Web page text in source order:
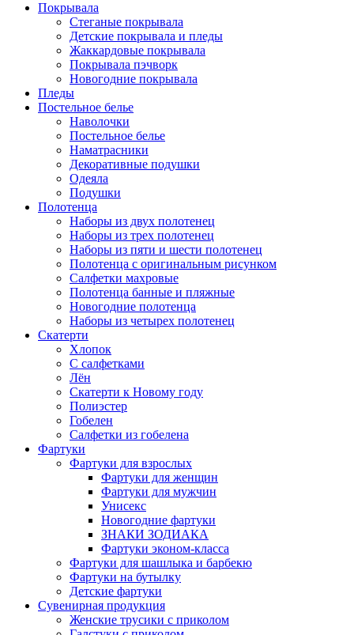
Покрывала
Стеганые покрывала
Детские покрывала и пледы
Жаккардовые покрывала
Покрывала пэчворк
Новогодние покрывала
Пледы
Постельное белье
Наволочки
Постельное белье
Наматрасники
Декоративные подушки
Одеяла
Подушки
Полотенца
Наборы из двух полотенец
Наборы из трех полотенец
Наборы из пяти и шести полотенец
Полотенца с оригинальным рисунком
Салфетки махровые
Полотенца банные и пляжные
Новогодние полотенца
Наборы из четырех полотенец
Скатерти
Хлопок
С салфетками
Лён
Скатерти к Новому году
Полиэстер
Гобелен
Салфетки из гобелена
Фартуки
Фартуки для взрослых
Фартуки для женщин
Фартуки для мужчин
Унисекс
Новогодние фартуки
ЗНАКИ ЗОДИАКА
Фартуки эконом-класса
Фартуки для шашлыка и барбекю
Фартуки на бутылку
Детские фартуки
Сувенирная продукция
Женские трусики с приколом